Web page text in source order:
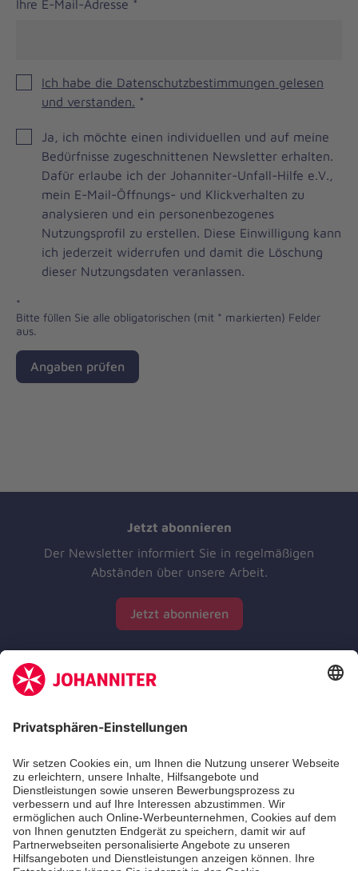
Ihre E-Mail-Adresse *
Ich habe die Datenschutzbestimmungen gelesen
und verstanden. *
Brevo
Newsletter
Checkbox
Ja, ich möchte einen individuellen und auf meine
Bedürfnisse zugeschnittenen Newsletter erhalten.
Dafür erlaube ich der Johanniter-Unfall-Hilfe e.V.,
mein E-Mail-Öffnungs- und Klickverhalten zu
analysieren und ein personenbezogenes
Nutzungsprofil zu erstellen. Diese Einwilligung kann
ich jederzeit widerrufen und damit die Löschung
dieser Nutzungsdaten veranlassen.
*
Bitte füllen Sie alle obligatorischen (mit * markierten) Felder
aus.
Angaben prüfen
Jetzt abonnieren
Der Newsletter informiert Sie in regelmäßigen
Abständen über unsere Arbeit.
Jetzt abonnieren
Zertifizierung der Johanniter-Unfall-Hilfe e.V.
Die Johanniter GmbH führt das Spendenzertifikat
des Deutschen Spendenrats e.V.